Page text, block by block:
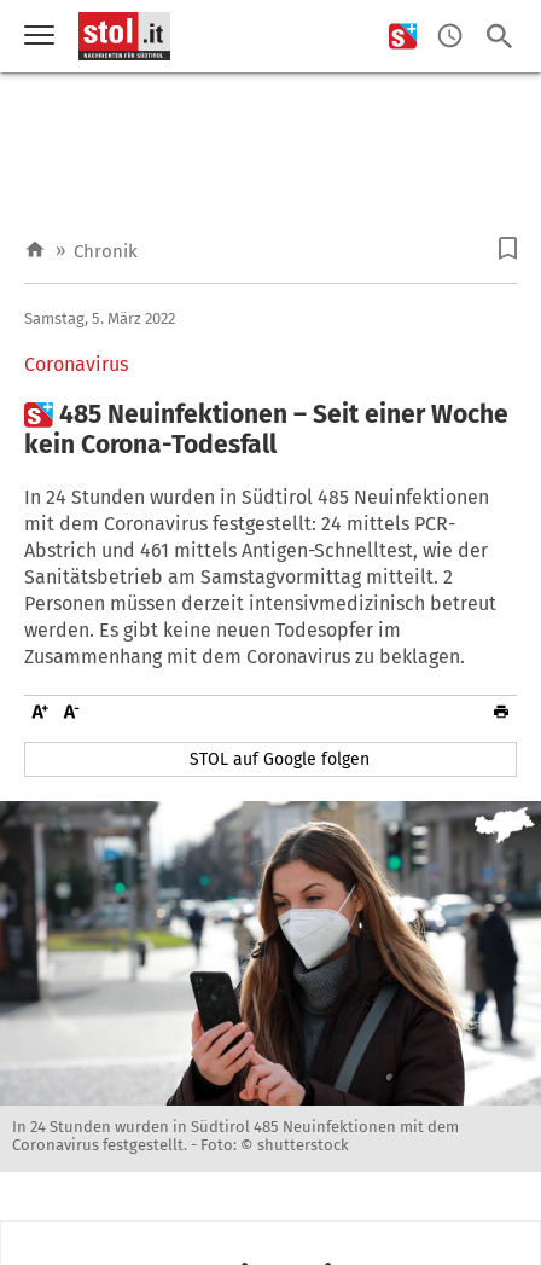
» Chronik
Coronavirus
Samstag, 5. März 2022
485 Neuinfektionen – Seit einer Woche
kein Corona-Todesfall
In 24 Stunden wurden in Südtirol 485 Neuinfektionen
mit dem Coronavirus festgestellt: 24 mittels PCR-
Abstrich und 461 mittels Antigen-Schnelltest, wie der
Sanitätsbetrieb am Samstagvormittag mitteilt. 2
Personen müssen derzeit intensivmedizinisch betreut
werden. Es gibt keine neuen Todesopfer im
Zusammenhang mit dem Coronavirus zu beklagen.
STOL auf Google folgen
In 24 Stunden wurden in Südtirol 485 Neuinfektionen mit dem
Coronavirus festgestellt. - Foto: © shutterstock